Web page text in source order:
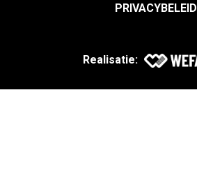
PRIVACYBELEID
Realisatie: